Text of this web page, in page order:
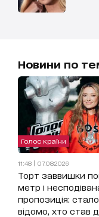
Новини по
Голос країни
11:48 | 07.08.2026
Торт заввишки
метр і
пропозиція: стало
відомо, хто став